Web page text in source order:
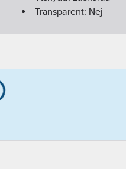
Transparent: Nej